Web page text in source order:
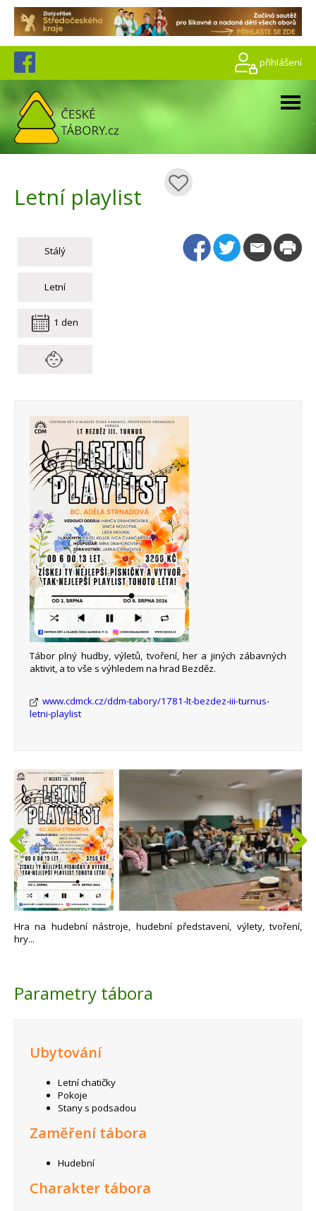
přihlášení
Letní playlist
Stálý
Letní
1 den
Tábor plný hudby, výletů, tvoření, her a jiných zábavných
aktivit, a to vše s výhledem na hrad Bezděz.
www.cdmck.cz/ddm-tabory/1781-lt-bezdez-iii-turnus-
letni-playlist
Hra na hudební nástroje, hudební představení, výlety, tvoření,
hry...
Parametry tábora
Ubytování
Letní chatičky
Pokoje
Stany s podsadou
Zaměření tábora
Hudební
Charakter tábora